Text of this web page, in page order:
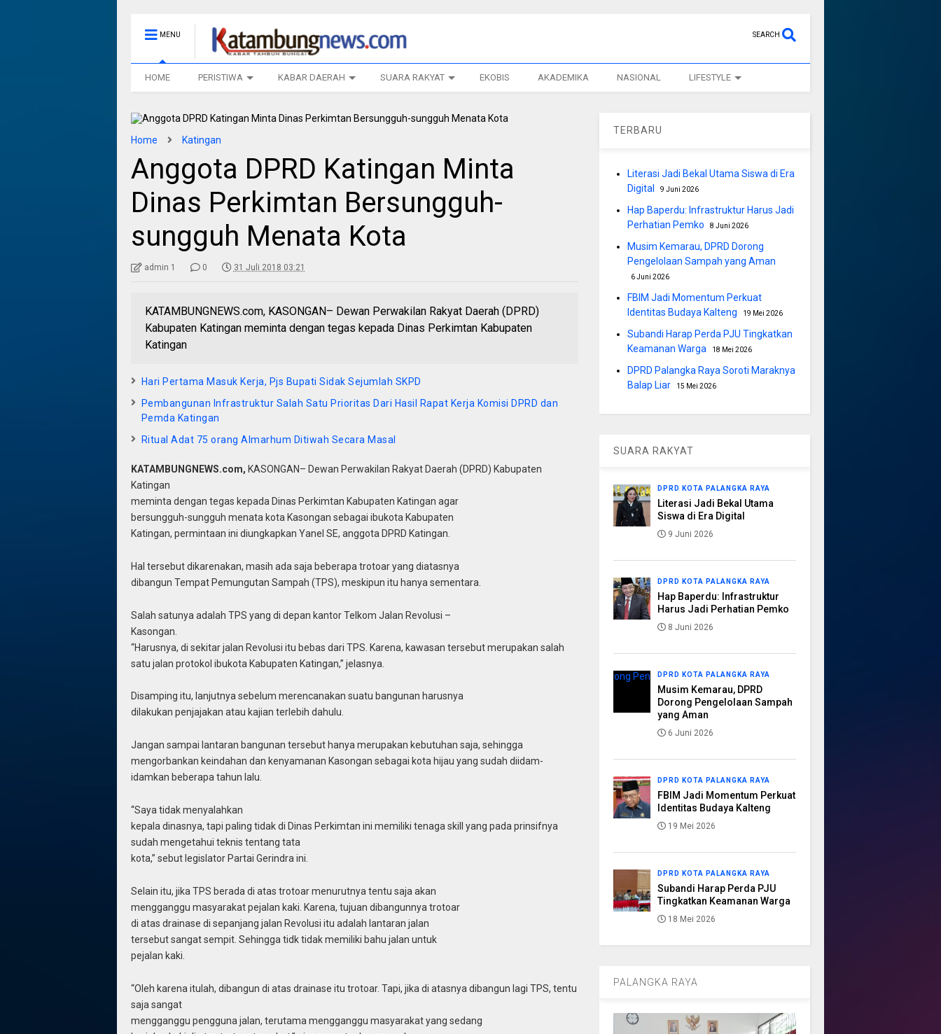
MENU SEARCH
HOME PERISTIWA KABAR DAERAH SUARA RAKYAT EKOBIS AKADEMIKA NASIONAL LIFESTYLE
Home Katingan
Anggota DPRD Katingan Minta
Dinas Perkimtan Bersungguh-
sungguh Menata Kota
admin 1 0 31 Juli 2018 03:21
KATAMBUNGNEWS.com, KASONGAN– Dewan Perwakilan Rakyat Daerah (DPRD)
Kabupaten Katingan meminta dengan tegas kepada Dinas Perkimtan Kabupaten
Katingan
Hari Pertama Masuk Kerja, Pjs Bupati Sidak Sejumlah SKPD
Pembangunan Infrastruktur Salah Satu Prioritas Dari Hasil Rapat Kerja Komisi DPRD dan
Pemda Katingan
Ritual Adat 75 orang Almarhum Ditiwah Secara Masal
KATAMBUNGNEWS.com, KASONGAN– Dewan Perwakilan Rakyat Daerah (DPRD) Kabupaten
Katingan
meminta dengan tegas kepada Dinas Perkimtan Kabupaten Katingan agar
bersungguh-sungguh menata kota Kasongan sebagai ibukota Kabupaten
Katingan, permintaan ini diungkapkan Yanel SE, anggota DPRD Katingan.
Hal tersebut dikarenakan, masih ada saja beberapa trotoar yang diatasnya
dibangun Tempat Pemungutan Sampah (TPS), meskipun itu hanya sementara.
Salah satunya adalah TPS yang di depan kantor Telkom Jalan Revolusi –
Kasongan.
“Harusnya, di sekitar jalan Revolusi itu bebas dari TPS. Karena, kawasan tersebut merupakan salah
satu jalan protokol ibukota Kabupaten Katingan,” jelasnya.
Disamping itu, lanjutnya sebelum merencanakan suatu bangunan harusnya
dilakukan penjajakan atau kajian terlebih dahulu.
Jangan sampai lantaran bangunan tersebut hanya merupakan kebutuhan saja, sehingga
mengorbankan keindahan dan kenyamanan Kasongan sebagai kota hijau yang sudah diidam-
idamkan beberapa tahun lalu.
“Saya tidak menyalahkan
kepala dinasnya, tapi paling tidak di Dinas Perkimtan ini memiliki tenaga skill yang pada prinsifnya
sudah mengetahui teknis tentang tata
kota,” sebut legislator Partai Gerindra ini.
Selain itu, jika TPS berada di atas trotoar menurutnya tentu saja akan
mengganggu masyarakat pejalan kaki. Karena, tujuan dibangunnya trotoar
di atas drainase di sepanjang jalan Revolusi itu adalah lantaran jalan
tersebut sangat sempit. Sehingga tidk tidak memiliki bahu jalan untuk
pejalan kaki.
“Oleh karena itulah, dibangun di atas drainase itu trotoar. Tapi, jika di atasnya dibangun lagi TPS, tentu
saja sangat
mengganggu pengguna jalan, terutama mengganggu masyarakat yang sedang
TERBARU
Literasi Jadi Bekal Utama Siswa di Era
Digital
9 Juni 2026
Hap Baperdu: Infrastruktur Harus Jadi
Perhatian Pemko
8 Juni 2026
Musim Kemarau, DPRD Dorong
Pengelolaan Sampah yang Aman
6 Juni 2026
FBIM Jadi Momentum Perkuat
Identitas Budaya Kalteng
19 Mei 2026
Subandi Harap Perda PJU Tingkatkan
Keamanan Warga
18 Mei 2026
DPRD Palangka Raya Soroti Maraknya
Balap Liar
15 Mei 2026
SUARA RAKYAT
DPRD KOTA PALANGKA RAYA
Literasi Jadi Bekal Utama
Siswa di Era Digital
9 Juni 2026
DPRD KOTA PALANGKA RAYA
Hap Baperdu: Infrastruktur
Harus Jadi Perhatian Pemko
8 Juni 2026
DPRD KOTA PALANGKA RAYA
Musim Kemarau, DPRD
Dorong Pengelolaan Sampah
yang Aman
6 Juni 2026
DPRD KOTA PALANGKA RAYA
FBIM Jadi Momentum Perkuat
Identitas Budaya Kalteng
19 Mei 2026
DPRD KOTA PALANGKA RAYA
Subandi Harap Perda PJU
Tingkatkan Keamanan Warga
18 Mei 2026
PALANGKA RAYA